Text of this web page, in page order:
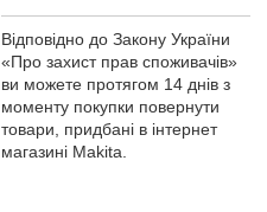
Відповідно до Закону України
«Про захист прав споживачів»
ви можете протягом 14 днів з
моменту покупки повернути
товари, придбані в інтернет
магазині Makita.